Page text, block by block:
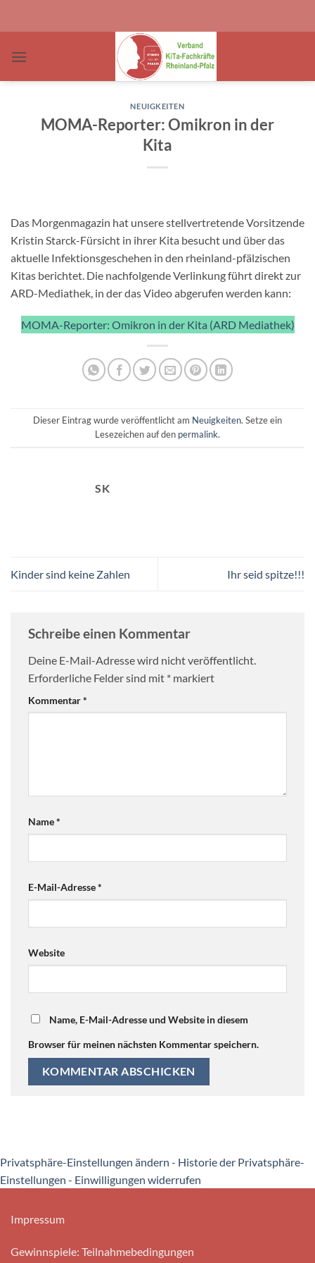
NEUIGKEITEN
MOMA-Reporter: Omikron in der
Kita
Das Morgenmagazin hat unsere stellvertretende Vorsitzende
Kristin Starck-Fürsicht in ihrer Kita besucht und über das
aktuelle Infektionsgeschehen in den rheinland-pfälzischen
Kitas berichtet. Die nachfolgende Verlinkung führt direkt zur
ARD-Mediathek, in der das Video abgerufen werden kann:
MOMA-Reporter: Omikron in der Kita (ARD Mediathek)
Dieser Eintrag wurde veröffentlicht am Neuigkeiten. Setze ein
Lesezeichen auf den permalink.
SK
Kinder sind keine Zahlen Ihr seid spitze!!!
Schreibe einen Kommentar
Deine E-Mail-Adresse wird nicht veröffentlicht.
Erforderliche Felder sind mit * markiert
Kommentar*
Name*
E-Mail-Adresse*
Website
Name, E-Mail-Adresse und Website in diesem
Browser für meinen nächsten Kommentar speichern.
Privatsphäre-Einstellungen ändern - Historie der Privatsphäre-
Einstellungen - Einwilligungen widerrufen
Impressum
Gewinnspiele: Teilnahmebedingungen